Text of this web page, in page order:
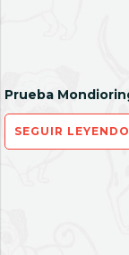
SEGUIR LEYENDO